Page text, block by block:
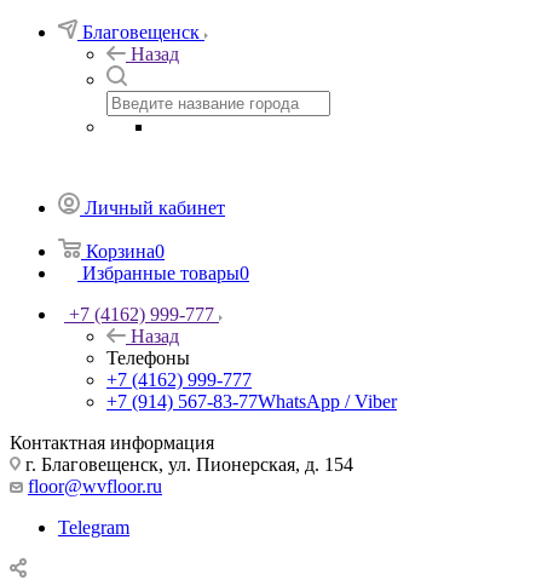
Благовещенск
Назад
Личный кабинет
Корзина0
Избранные товары0
+7 (4162) 999-777
Назад
Телефоны
+7 (4162) 999-777
+7 (914) 567-83-77WhatsApp / Viber
Контактная информация
г. Благовещенск, ул. Пионерская, д. 154
floor@wvfloor.ru
Telegram